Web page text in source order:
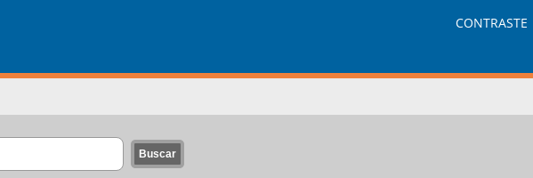
CONTRASTE